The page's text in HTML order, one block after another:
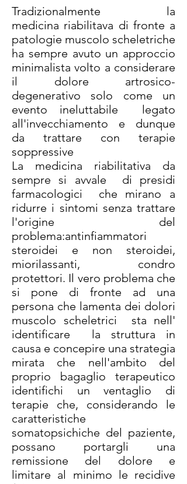
Tradizionalmente la
medicina riabilitava di fronte a
patologie muscolo scheletriche
ha sempre avuto un approccio
minimalista volto a considerare
il dolore artrosico-
degenerativo solo come un
evento ineluttabile legato
all'invecchiamento e dunque
da trattare con terapie
soppressive
La medicina riabilitativa da
sempre si avvale di presidi
farmacologici che mirano a
ridurre i sintomi senza trattare
l'origine del
problema:antinfiammatori
steroidei e non steroidei,
miorilassanti, condro
protettori. Il vero problema che
si pone di fronte ad una
persona che lamenta dei dolori
muscolo scheletrici sta nell'
identificare la struttura in
causa e concepire una strategia
mirata che nell'ambito del
proprio bagaglio terapeutico
identifichi un ventaglio di
terapie che, considerando le
caratteristiche
somatopsichiche del paziente,
possano portargli una
remissione del dolore e
limitare al minimo le recidive